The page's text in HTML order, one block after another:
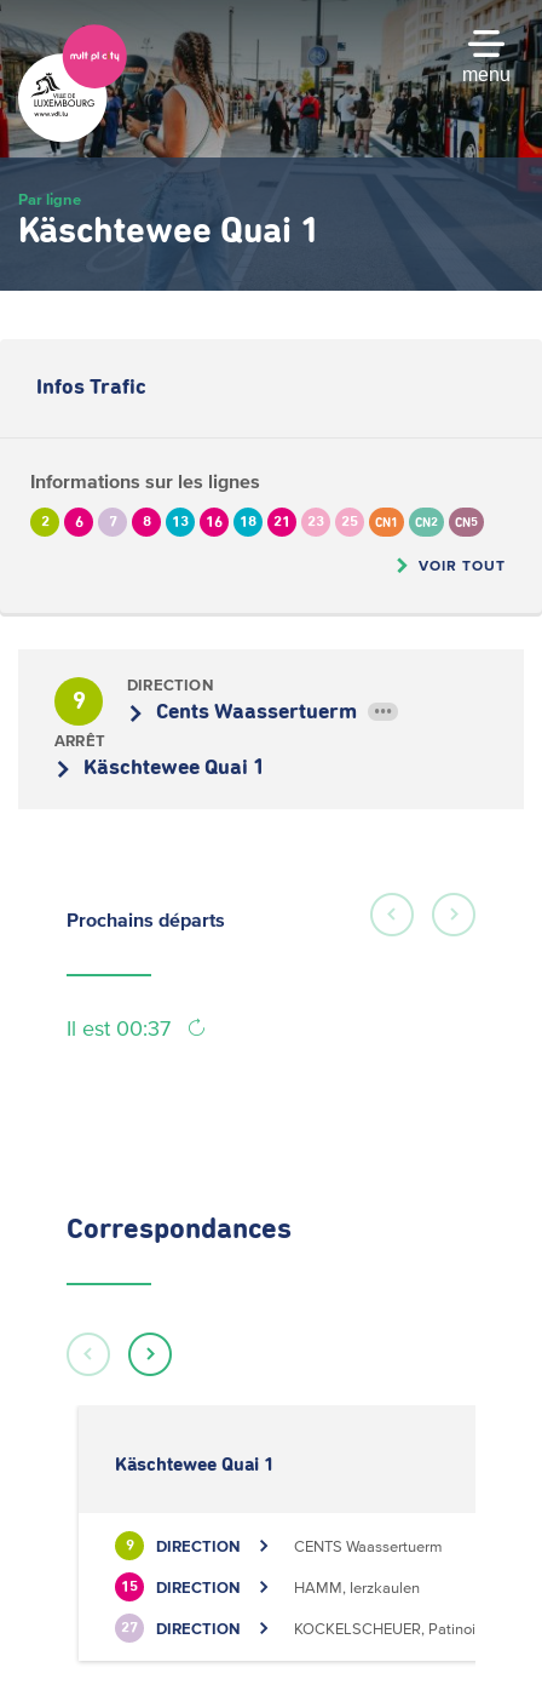
Passer
au
contenu
principal
menu
Par ligne
Käschtewee Quai 1
Infos Trafic
Informations sur les lignes
2 6 7 8 13 16 18 21 23 25 CN1 CN2 CN5
VOIR TOUT
9
DIRECTION
Cents Waassertuerm •••
ARRÊT
Käschtewee Quai 1
Prochains départs
Il est 00:37
Correspondances
Käschtewee Quai 1
9 DIRECTION CENTS Waassertuerm
15 DIRECTION HAMM, Ierzkaulen
27 DIRECTION KOCKELSCHEUER, Patinoire